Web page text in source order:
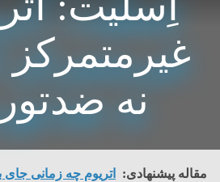
نه
مقاله پیشنهادی:
اتریوم چه زمانی